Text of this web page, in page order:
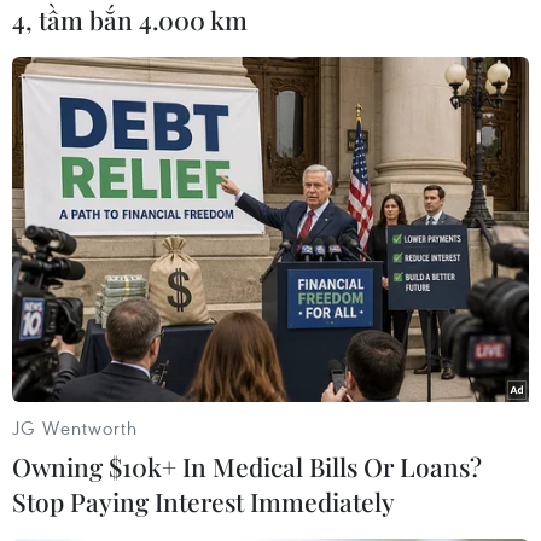
hàng không cho một hãng hàng không nội địa.
Theomột số thông tin, bà đã bị thương trong một
vụ tai nạn máy bay - điều này có thểgiải thích vì
sao bà rất sợ đi máy bay.
Bà và người chồng tương lai cờ gặp nhau trong
một chuyến thăm tới thành phốLeningrad.
Vladimir Putin cho biết tại thời gian làm việc ở
Sở KGB Leningrad.
Tại Leningrad, Lyudmila Putin sau đó tốt nghiệp
khoa Ngữ văn Đại học bangLeningrad với
chuyên môn ngôn ngữ Tây Ban Nha. Ngoài ra
bà cũng thông thạo tiếngBồ Đào Nha, Pháp và
tiếng Đức.
4, tầm bắn 4.000 km
JG Wentworth
Owning $10k+ In Medical Bills Or Loans?
Stop Paying Interest Immediately